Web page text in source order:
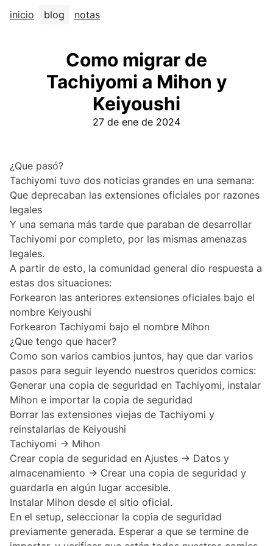
inicio blog notas
Como migrar de
Tachiyomi a Mihon y
Keiyoushi
27 de ene de 2024
¿Que pasó?
Tachiyomi tuvo dos noticias grandes en una semana:
Que deprecaban las extensiones oficiales por razones
legales
Y una semana más tarde que paraban de desarrollar
Tachiyomi por completo, por las mismas amenazas
legales.
A partir de esto, la comunidad general dio respuesta a
estas dos situaciones:
Forkearon las anteriores extensiones oficiales bajo el
nombre Keiyoushi
Forkearon Tachiyomi bajo el nombre Mihon
¿Que tengo que hacer?
Como son varios cambios juntos, hay que dar varios
pasos para seguir leyendo nuestros queridos comics:
Generar una copia de seguridad en Tachiyomi, instalar
Mihon e importar la copia de seguridad
Borrar las extensiones viejas de Tachiyomi y
reinstalarlas de Keiyoushi
Tachiyomi -> Mihon
Crear copia de seguridad en Ajustes -> Datos y
almacenamiento -> Crear una copia de seguridad y
guardarla en algún lugar accesible.
Instalar Mihon desde el sitio oficial.
En el setup, seleccionar la copia de seguridad
previamente generada. Esperar a que se termine de